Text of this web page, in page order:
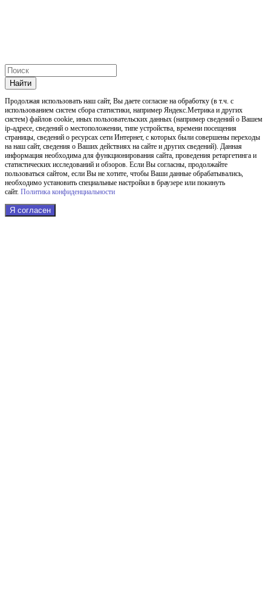
Найти
Продолжая использовать наш cайт, Вы даете согласие на обработку (в т.ч. с
использованием систем сбора статистики, например Яндекс.Метрика и других
систем) файлов cookie, иных пользовательских данных (например сведений о Вашем
ip-адресе, сведений о местоположении, типе устройства, времени посещения
страницы, сведений о ресурсах сети Интернет, с которых были совершены переходы
на наш сайт, сведения о Ваших действиях на сайте и других сведений). Данная
информация необходима для функционирования сайта, проведения ретаргетинга и
статистических исследований и обзоров. Если Вы согласны, продолжайте
пользоваться сайтом, если Вы не хотите, чтобы Ваши данные обрабатывались,
необходимо установить специальные настройки в браузере или покинуть
сайт. Политика конфиденциальности
Я согласен